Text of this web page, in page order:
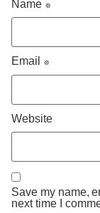
Name *
Email *
Website
Save my name,
next time I